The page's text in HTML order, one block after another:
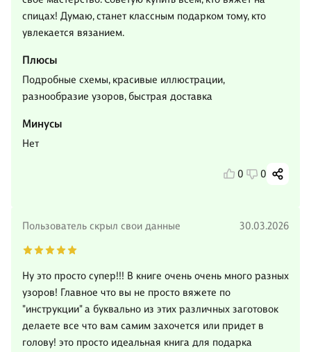
спицах! Думаю, станет классным подарком тому, кто
увлекается вязанием.
Плюсы
Подробные схемы, красивые иллюстрации,
разнообразие узоров, быстрая доставка
Минусы
Нет
0 0
Пользователь скрыл свои данные 30.03.2026
Ну это просто супер!!! В книге очень очень много разных
узоров! Главное что вы не просто вяжете по
"инструкции" а буквально из этих различных заготовок
делаете все что вам самим захочется или придет в
голову! это просто идеальная книга для подарка